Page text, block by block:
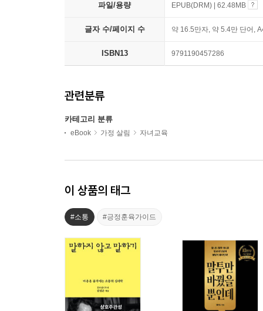
파일/용량 EPUB(DRM) | 62.48MB
글자 수/페이지 수 약 16.5만자, 약 5.4만 단어,
ISBN13 9791190457286
관련분류
카테고리 분류
eBook 가정 살림 자녀교육
이 상품의 태그
#소통 #긍정훈육가이드